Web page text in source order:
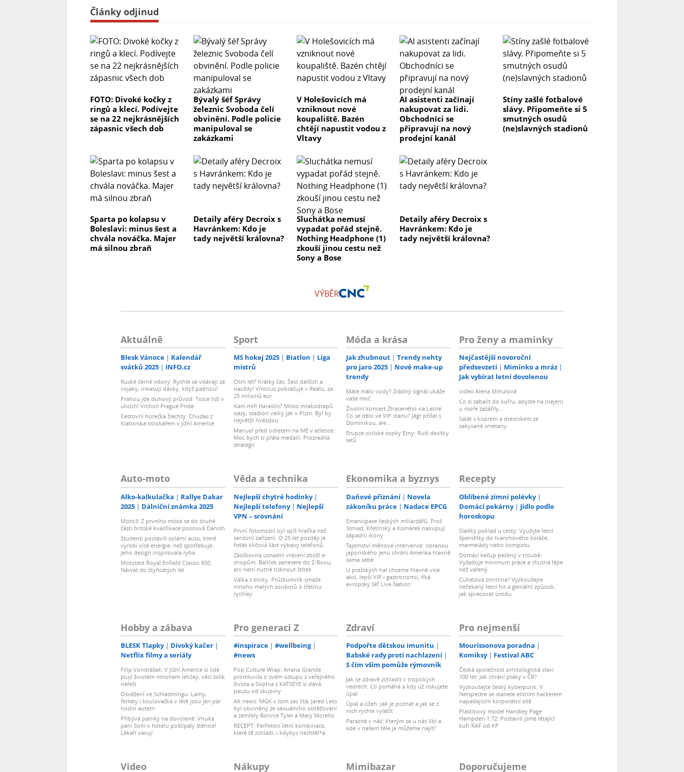
Články odjinud
FOTO: Divoké kočky z
ringů a klecí. Podívejte
se na 22 nejkrásnějších
zápasnic všech dob
Bývalý šéf Správy
železnic Svoboda čelí
obvinění. Podle policie
manipuloval se
zakázkami
V Holešovicích má
vzniknout nové
koupaliště. Bazén
chtějí napustit vodou z
Vltavy
AI asistenti začínají
nakupovat za lidi.
Obchodníci se
připravují na nový
prodejní kanál
Stíny zašlé fotbalové
slávy. Připomeňte si 5
smutných osudů
(ne)slavných stadionů
Sparta po kolapsu v
Boleslavi: minus šest a
chvála nováčka. Majer
má silnou zbraň
Detaily aféry Decroix s
Havránkem: Kdo je
tady největší královna?
Sluchátka nemusí
vypadat pořád stejně.
Nothing Headphone (1)
zkouší jinou cestu než
Sony a Bose
Detaily aféry Decroix s
Havránkem: Kdo je
tady největší královna?
VÝBĚR
Aktuálně
Blesk Vánoce
Kalendář
svátků 2025
INFO.cz
Ruské černé vdovy: Rychle se vdávají za
vojáky, inkasují dávky, když padnou!
Prahou jde duhový průvod: Tisíce lidí v
ulicích! Vrcholí Prague Pride
Cestovní horečka šlechty: Chuďas z
Klatovska otrokářem v Jižní Americe
Sport
MS hokej 2025 Biatlon
Liga
mistrů
Osm let? Krátký čas. Šest dalších a
navždy! Vinícius pokračuje v Realu, za
25 milionů eur
Kam míří Haraslín? Místo mrakodrapů
oázy, stadion velký jak v Plzni. Byl by
největší hvězdou
Manuel před odletem na ME v atletice:
Moc bych si přála medaili. Prozradila
strategii
Móda a krása
Jak zhubnout
Trendy nehty
pro jaro 2025
Nové make-up
trendy
Máte málo vody? Zrádný signál ukáže
vaše moč
Životní koncert Ztraceného na Letné:
Co se dělo ve VIP stanu? Jágr přišel s
Dominikou, ale...
Erupce sicilské sopky Etny: Ruší desítky
letů
Pro ženy a maminky
Nejčastější novoroční
předsevzetí
Miminko a mráz
Jak vybírat letní dovolenou
video Alena Mihulová
Co si zabalit do kufru, abyste na (nejen)
u moře zazářily...
Salát s koprem a dresinkem ze
zakysané smetany
Auto-moto
Alko-kalkulačka
Rallye Dakar
2025
Dálniční známka 2025
Moto3: Z prvního místa se do druhé
části britské kvalifikace posouvá Danish
Studenti postavili solární auto, které
vyrobí více energie, než spotřebuje.
Jeho design inspirovala ryba
Mototest Royal Enfield Classic 650:
Návrat do čtyřicátých let
Věda a technika
Nejlepší chytré hodinky
Nejlepší telefony
Nejlepší
VPN – srovnání
První fotomobil byl spíš hračka než
seriózní zařízení. O 25 let později je
foťák klíčová část výbavy telefonů
Zásilkovna usnadní vrácení zboží e-
shopům. Balíček zanesete do Z-Boxu,
ani není nutné tisknout štítek
Válka s bloky. Průzkumník smaže
mnoho malých souborů o třetinu
rychleji
Ekonomika a byznys
Daňové přiznání
Novela
zákoníku práce
Nadace EPCG
Emancipace českých miliardářů. Proč
Strnad, Křetínský a Komárek nakupují
západní ikony
Tajemství měnové intervence: obranou
japonského jenu chrání Amerika hlavně
sama sebe
U pražských hal chceme hlavně více
akcí, lepší VIP i gastronomii, říká
evropský šéf Live Nation
Recepty
Oblíbené zimní polévky
Domácí pekárny
Jídlo podle
horoskopu
Sladký poklad u cesty: Využijte letní
špendlíky do tvarohového koláče,
marmelády nebo kompotu
Domácí kečup pečený v troubě:
Vyžaduje minimum práce a chutná lépe
než vařený
Cuketová zmrzlina? Vyzkoušejte
nečekaný letní hit a geniální způsob,
jak zpracovat úrodu
Hobby a zábava
BLESK Tlapky
Divoký kačer
Netflix filmy a seriály
Filip Vondrášek: V Jižní Americe si lidé
plují životem mnohem lehčeji, věci tolik
neřeší
Osvěžení ve Schladmingu: Lamy,
ferraty i koulovačka v létě jsou jen pár
hodin autem
Přibývá paniky na dovolené: Vnuka
paní Soni v hotelu poštípaly štěnice!
Lékaři varují
Pro generaci Z
#inspirace
#wellbeing
#news
Pop Culture Wrap: Ariana Grande
promluvila o svém ústupu z veřejného
života a Sophia z KATSEYE si dává
pauzu od skupiny
Alt news: MGK v tom zas lítá, Jared Leto
byl obviněný ze sexuálního obtěžování
a zemřely Bonnie Tyler a Mary Morello
RECEPT: Perfektní letní kombinace,
které tě zchladí, i kdybys nechtěl*a
Zdraví
Podpořte dětskou imunitu
Babské rady proti nachlazení
S čím vším pomůže rýmovník
Jak se zdravě zchladit v tropických
vedrech: Co pomáhá a kdy už riskujete
úpal
Úpal a úžeh: Jak je poznat a jak se z
nich rychle vyléčit
Parazité v nás: Kterým se u nás líbí a
kde v našem těle je můžeme najít?
Pro nejmenší
Mourissonova poradna
Komiksy
Festival ABC
Česká společnost ornitologická slaví
100 let: Jak chrání ptáky v ČR?
Vyzkoušejte český kyberpunk. V
Netspectre se stanete elitním hackerem
napadajícím korporátní sítě
Plastikový model Handley Page
Hampden 1:72: Postavili jsme létající
kufr RAF od KP
Video Nákupy Mimibazar Doporučujeme